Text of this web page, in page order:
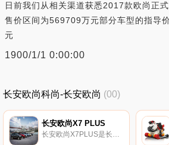
日前我们从相关渠道获悉2017款欧尚正
售价区间为569709万元部分车型的指导
元
1900/1/1 0:00:00
长安欧尚科尚-长安欧尚 (00)
长安欧尚X7 PLUS
长安欧尚X7PLUS是长安欧尚汽车的首款PLUS车型 长安欧尚X7于2019年11月29日在北京·人……